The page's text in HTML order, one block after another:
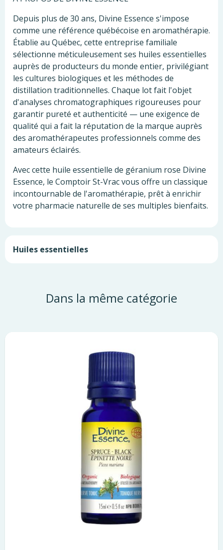
Depuis plus de 30 ans, Divine Essence s'impose
comme une référence québécoise en aromathérapie.
Établie au Québec, cette entreprise familiale
sélectionne méticuleusement ses huiles essentielles
auprès de producteurs du monde entier, privilégiant
les cultures biologiques et les méthodes de
distillation traditionnelles. Chaque lot fait l'objet
d'analyses chromatographiques rigoureuses pour
garantir pureté et authenticité — une exigence de
qualité qui a fait la réputation de la marque auprès
des aromathérapeutes professionnels comme des
amateurs éclairés.
Avec cette huile essentielle de géranium rose Divine
Essence, le Comptoir St-Vrac vous offre un classique
incontournable de l'aromathérapie, prêt à enrichir
votre pharmacie naturelle de ses multiples bienfaits.
Huiles essentielles
Dans la même catégorie